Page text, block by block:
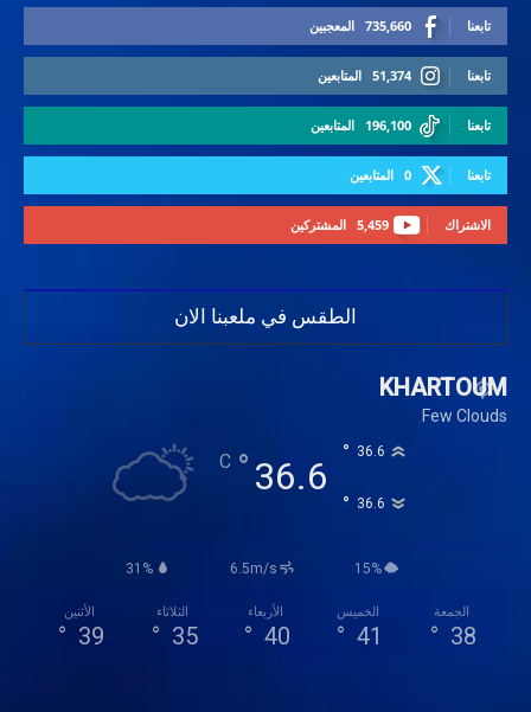
735,660 المعجبين تابعنا
51,374 المتابعين تابعنا
196,100 المتابعين تابعنا
0 المتابعين تابعنا
5,459 المشتركين الاشتراك
الطقس في ملعبنا الان
KHARTOUM
Few Clouds
36.6
°
C 36.6
°
36.6
°
31% 6.5m/s 15%
الأثنين
39
°
الثلاثاء
35
°
الأربعاء
40
°
الخميس
41
°
الجمعة
38
°